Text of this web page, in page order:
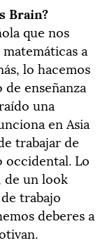
Brain?
que nos
a
lo hacemos
enseñanza
una
en Asia
trabajar de
occidental. Lo
de un look
trabajo
deberes a